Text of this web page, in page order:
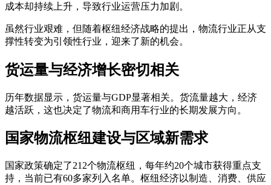
成本却持续上升，导致行业运营压力加剧。
虽然行业艰难，但随着枢纽经济战略的提出，物流行业正从支
撑性转变为引领性行业，迎来了新的机会。
货运量与经济增长密切相关
历年数据显示，货运量与GDP显著相关。货流量越大，经济
越活跃，这也决定了物流和商用车行业的长期发展方向。
国家物流枢纽建设与区域新需求
国家政策确定了212个物流枢纽，每年约20个城市获得重点支
持，当前已有60多家列入名单。枢纽经济以制造、消费、供应